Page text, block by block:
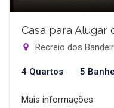
Casa para Alugar
Recreio dos
4 Quartos 5
Mais informações